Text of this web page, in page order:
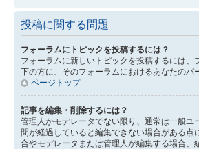
投稿に関する問題
フォーラムにトピックを投稿するには？
フォーラムに新しいトピックを投稿するには
下の方に、そのフォーラムにおけるあなたの
ページトップ
記事を編集・削除するには？
管理人かモデレータでない限り、通常は一般
間が経過していると編集できない場合がある
合やモデレータまたは管理人が編集する場合